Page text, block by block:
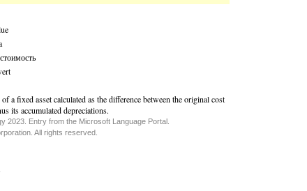
a fixed asset calculated as the difference between the original cost
its accumulated depreciations.
2023. Entry from the Microsoft Language Portal.
All rights reserved.